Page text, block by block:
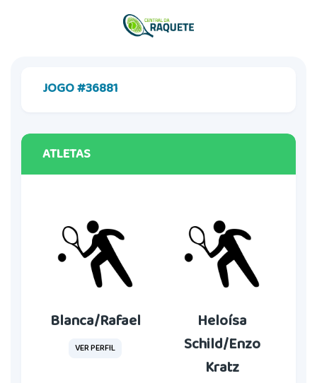
JOGO #36881
ATLETAS
Blanca/Rafael
VER PERFIL
Heloísa
Schild/Enzo
Kratz